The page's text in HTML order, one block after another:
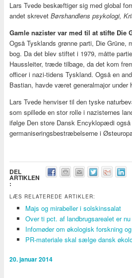
Lars Tvede beskæftiger sig med global
andet skrevet Børshandlens psykologi,
Gamle nazister var med til at stifte Die
Også Tysklands grønne parti, Die Grüne,
bog. Da det blev stiftet i 1979, måtte
Haussleiter, træde tilbage, da det kom
officer i nazi-tidens Tyskland. Også en
Bastian, havde været generalmajor under
Lars Tvede henviser til den tyske
som spillede en stor rolle i nazisternes
ifølge Den store Dansk Encyklopædi
germaniseringsbestræbelserne i
DEL
ARTIKLEN
:
LÆS RELATEREDE ARTIKLER:
Majs og mirabeller i solskinssalat
Over ti pct. af landbrugsarealet er
Infomøder om økologisk forskning
PR-materiale skal sælge dansk
20. januar 2014